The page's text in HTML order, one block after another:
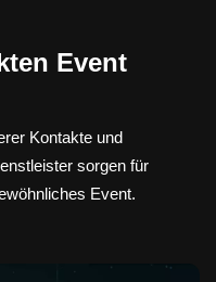
Event
Kontakte und
sorgen für
Event.